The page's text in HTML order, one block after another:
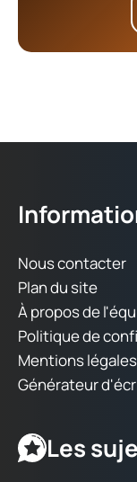
Nous contacter
Plan du site
À propos de
Politique de
Mentions légales
Générateur
Les